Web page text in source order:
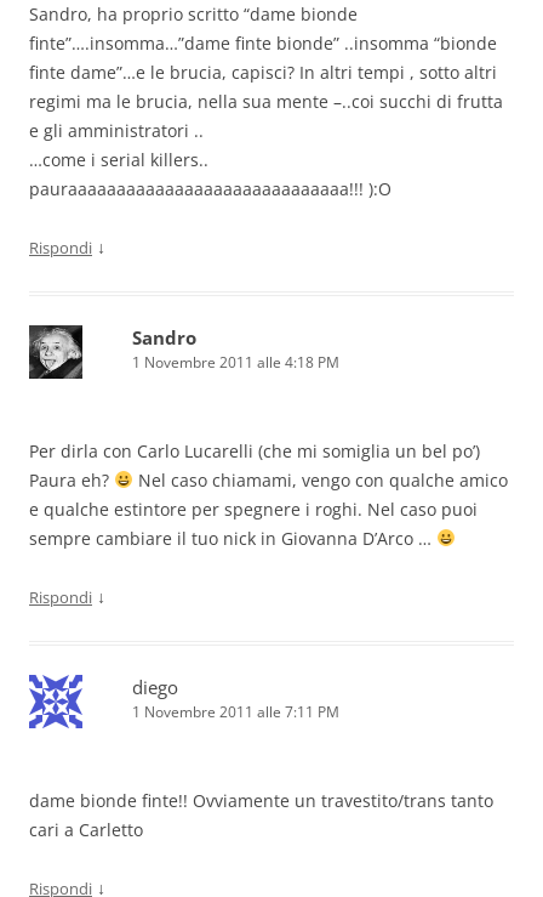
Sandro, ha proprio scritto “dame bionde
finte”….insomma…”dame finte bionde” ..insomma “bionde
finte dame”…e le brucia, capisci? In altri tempi , sotto altri
regimi ma le brucia, nella sua mente –..coi succhi di frutta
e gli amministratori ..
…come i serial killers..
pauraaaaaaaaaaaaaaaaaaaaaaaaaaaaa!!! ):O
Rispondi ↓
Sandro
1 Novembre 2011 alle 4:18 PM
Per dirla con Carlo Lucarelli (che mi somiglia un bel po’)
Paura eh?
Nel caso chiamami, vengo con qualche amico
e qualche estintore per spegnere i roghi. Nel caso puoi
sempre cambiare il tuo nick in Giovanna D’Arco …
Rispondi ↓
diego
1 Novembre 2011 alle 7:11 PM
dame bionde finte!! Ovviamente un travestito/trans tanto
cari a Carletto
Rispondi ↓